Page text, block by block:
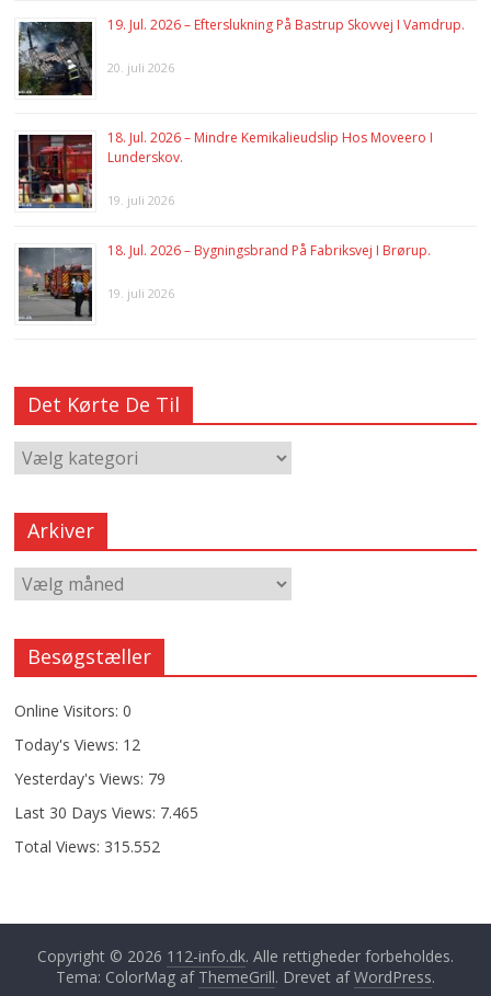
19. Jul. 2026 – Efterslukning På Bastrup Skovvej I Vamdrup.
20. juli 2026
18. Jul. 2026 – Mindre Kemikalieudslip Hos Moveero I
Lunderskov.
19. juli 2026
18. Jul. 2026 – Bygningsbrand På Fabriksvej I Brørup.
19. juli 2026
Det Kørte De Til
Arkiver
Besøgstæller
Online Visitors:0
Today's Views: 12
Yesterday's Views: 79
Last 30 Days Views: 7.465
Total Views: 315.552
Copyright © 2026 112-info.dk. Alle rettigheder forbeholdes.
Tema: ColorMag af ThemeGrill. Drevet afWordPress.